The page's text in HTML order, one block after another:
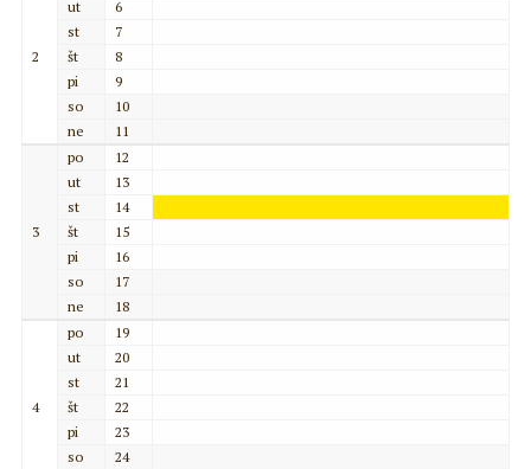
2
ut
6
st
7
št
8
pi
9
so
10
ne
11
3
po
12
ut
13
st
14
št
15
pi
16
so
17
ne
18
4
po
19
ut
20
st
21
št
22
pi
23
so
24